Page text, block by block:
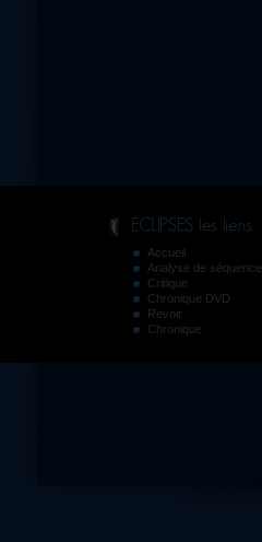
Accueil
Analyse de séquence
Critique
Chronique DVD
Revoir
Chronique